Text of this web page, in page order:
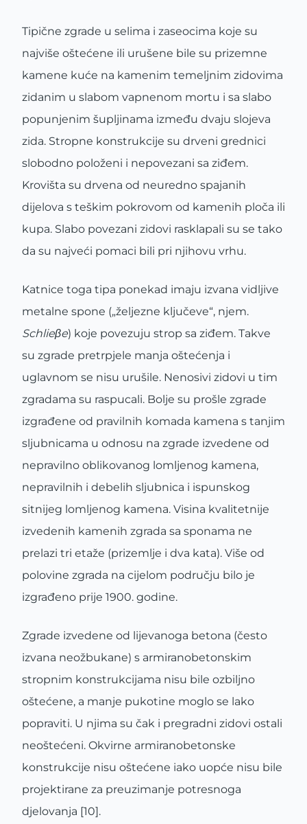
Tipične zgrade u selima i zaseocima koje su
najviše oštećene ili urušene bile su prizemne
kamene kuće na kamenim temeljnim zidovima
zidanim u slabom vapnenom mortu i sa slabo
popunjenim šupljinama između dvaju slojeva
zida. Stropne konstrukcije su drveni grednici
slobodno položeni i nepovezani sa ziđem.
Krovišta su drvena od neuredno spajanih
dijelova s teškim pokrovom od kamenih ploča ili
kupa. Slabo povezani zidovi rasklapali su se tako
da su najveći pomaci bili pri njihovu vrhu.
Katnice toga tipa ponekad imaju izvana vidljive
metalne spone („željezne ključeve“, njem.
Schlieβe) koje povezuju strop sa ziđem. Takve
su zgrade pretrpjele manja oštećenja i
uglavnom se nisu urušile. Nenosivi zidovi u tim
zgradama su raspucali. Bolje su prošle zgrade
izgrađene od pravilnih komada kamena s tanjim
sljubnicama u odnosu na zgrade izvedene od
nepravilno oblikovanog lomljenog kamena,
nepravilnih i debelih sljubnica i ispunskog
sitnijeg lomljenog kamena. Visina kvalitetnije
izvedenih kamenih zgrada sa sponama ne
prelazi tri etaže (prizemlje i dva kata). Više od
polovine zgrada na cijelom području bilo je
izgrađeno prije 1900. godine.
Zgrade izvedene od lijevanoga betona (često
izvana neožbukane) s armiranobetonskim
stropnim konstrukcijama nisu bile ozbiljno
oštećene, a manje pukotine moglo se lako
popraviti. U njima su čak i pregradni zidovi ostali
neoštećeni. Okvirne armiranobetonske
konstrukcije nisu oštećene iako uopće nisu bile
projektirane za preuzimanje potresnoga
djelovanja [10].